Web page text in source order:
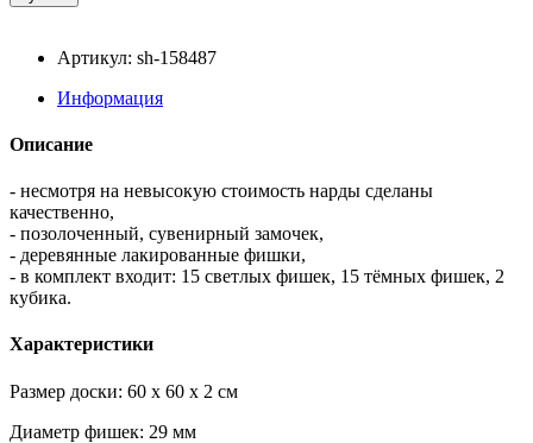
Артикул: sh-158487
Информация
Описание
- несмотря на невысокую стоимость нарды сделаны
качественно,
- позолоченный, сувенирный замочек,
- деревянные лакированные фишки,
- в комплект входит: 15 светлых фишек, 15 тёмных фишек, 2
кубика.
Характеристики
Размер доски: 60 x 60 x 2 см
Диаметр фишек: 29 мм